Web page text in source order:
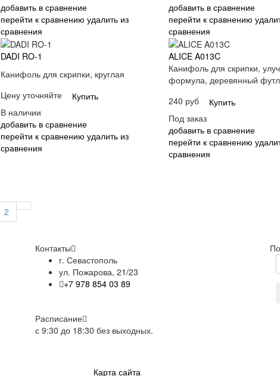
добавить в сравнение
перейти к сравнению удалить из
сравнения
DADI RO-1
Канифоль для скрипки, круглая
Цену уточняйте
Купить
В наличии
добавить в сравнение
перейти к сравнению удалить из
сравнения
добавить в сравнение
перейти к сравнению
сравнения
ALICE A013C
Канифоль для скрипки,
формула, деревянный
240 руб
Купить
Под заказ
добавить в сравнение
перейти к сравнению
сравнения
2
Контакты
г. Севастополь
ул. Пожарова, 21/23
+7 978 854 03 89
Расписание
с 9:30 до 18:30 без выходных.
Карта сайта